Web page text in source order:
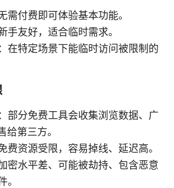
需付费即可体验基本功能。
手友好，适合临时需求。
在特定场景下能临时访问被限制的
部分免费工具会收集浏览数据、广
给第三方。
费资源受限，容易掉线、延迟高。
密水平差、可能被劫持、包含恶意
。